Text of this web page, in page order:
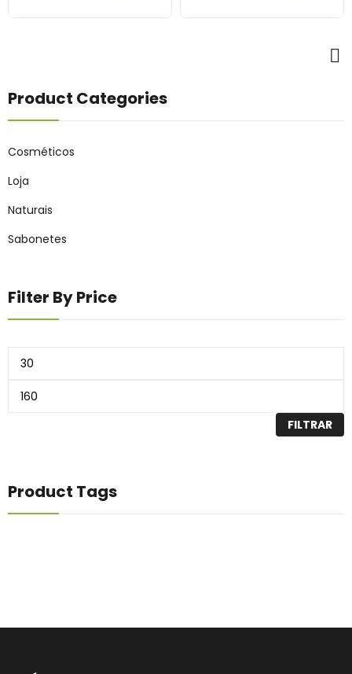
Product Categories
Cosméticos
Loja
Naturais
Sabonetes
Filter By Price
FILTRAR
Product Tags